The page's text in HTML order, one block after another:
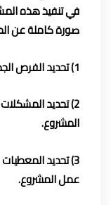
في تنفيذ هذه
صورة كاملة عن
1) تحديد الفرص الجديدة المتاحة للمشروع.
2) تحديد
المشروع.
3) تحديد
عمل المشروع.